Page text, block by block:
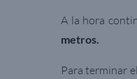
A la hora
metros.
Para terminar